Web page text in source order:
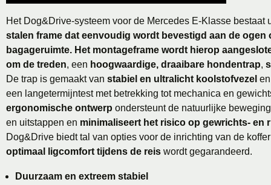
Het Dog&Drive-systeem voor de Mercedes E-Klasse bestaat
stalen frame dat eenvoudig wordt bevestigd aan de ogen
bagageruimte. Het montageframe wordt hierop
om de treden, een hoogwaardige, draaibare hondentrap,
De trap is gemaakt van stabiel en ultralicht koolstofvezel
een langetermijntest met betrekking tot mechanica en
ergonomische ontwerp ondersteunt de natuurlijke
en uitstappen en minimaliseert het risico op gewrichts- en
Dog&Drive biedt tal van opties voor de inrichting van de
optimaal ligcomfort tijdens de reis wordt gegarandeerd.
Duurzaam en extreem stabiel